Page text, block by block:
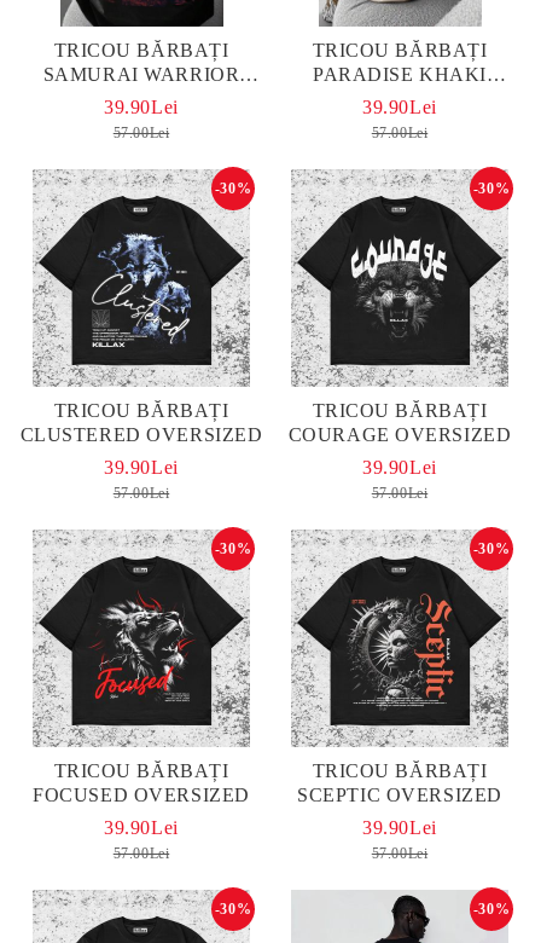
TRICOU BĂRBAȚI
SAMURAI WARRIOR
OVERSIZED
39.90Lei
57.00Lei
TRICOU BĂRBAȚI
PARADISE KHAKI
OVERSIZED
39.90Lei
57.00Lei
TRICOU BĂRBAȚI
CLUSTERED OVERSIZED
-30%
39.90Lei
57.00Lei
TRICOU BĂRBAȚI
COURAGE OVERSIZED
-30%
39.90Lei
57.00Lei
TRICOU BĂRBAȚI
FOCUSED OVERSIZED
-30%
39.90Lei
57.00Lei
TRICOU BĂRBAȚI
SCEPTIC OVERSIZED
-30%
39.90Lei
57.00Lei
-30% -30%